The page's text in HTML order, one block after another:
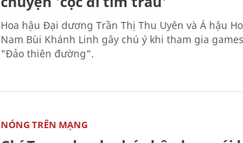
Hoa hậu Đại dương Trần Thị Thu Uyên và Á hậu
Nam Bùi Khánh Linh gây chú ý khi tham gia
"Đảo thiên đường".
NÓNG TRÊN MẠNG